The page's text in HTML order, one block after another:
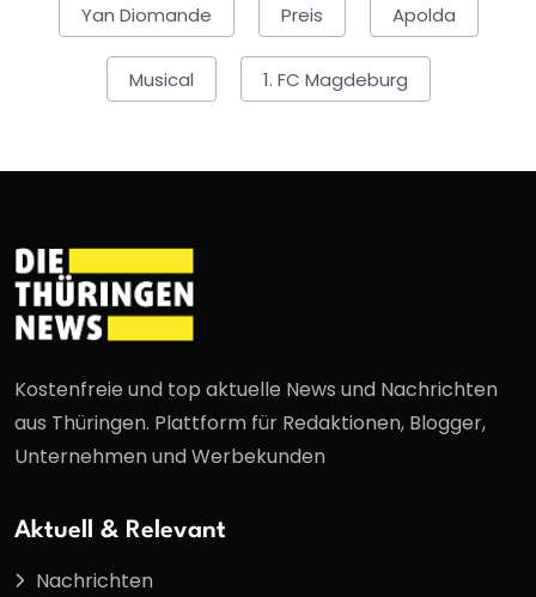
Yan Diomande Preis Apolda
Musical 1. FC Magdeburg
Kostenfreie und top aktuelle News und Nachrichten
aus Thüringen. Plattform für Redaktionen, Blogger,
Unternehmen und Werbekunden
Aktuell & Relevant
Nachrichten